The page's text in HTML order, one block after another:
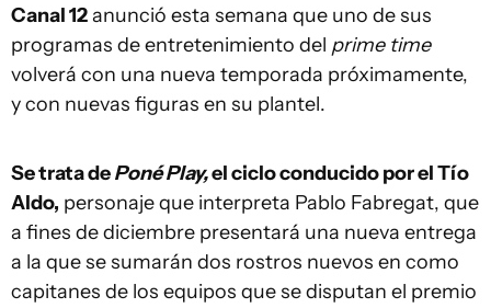
Canal 12anunció esta semana que uno de sus
programas de entretenimiento del prime time
volverá con una nueva temporada próximamente,
y con nuevas figuras en su plantel.
Se trata dePoné Play,el ciclo conducido por el Tío
Aldo, personaje que interpreta Pablo Fabregat, que
a fines de diciembre presentará una nueva entrega
a la que se sumarán dos rostros nuevos en como
capitanes de los equipos que se disputan el premio